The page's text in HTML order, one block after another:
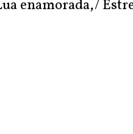
enamorada,/